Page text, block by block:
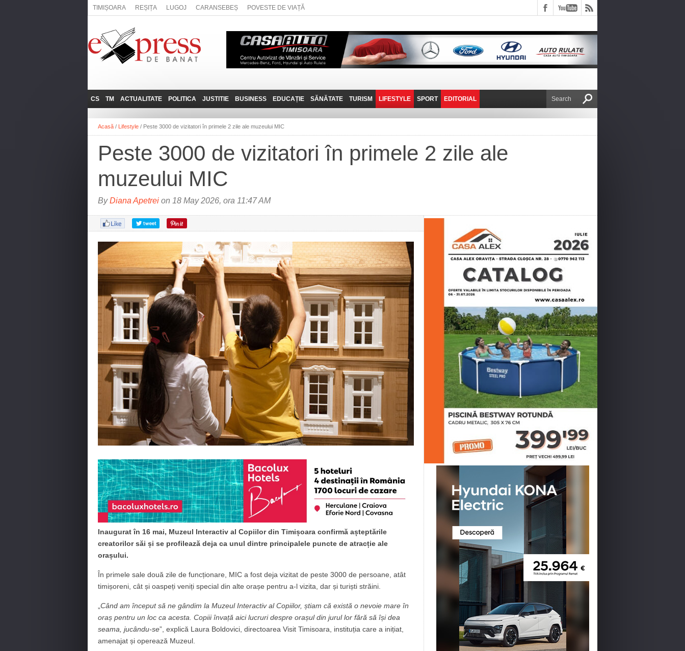
TIMIȘOARA REȘIȚA LUGOJ CARANSEBEȘ POVESTE DE VIAȚĂ
CS
REȘIȚA
CARANSEBEȘ
ANINA
BOCŞA
ORAVIȚA
OȚELU ROŞU
TM
LUGOJ
TIMIȘOARA
ACTUALITATE
ADMINISTRATIE
NAȚIONAL
SOCIAL
POLITICA
EXPRESSLIVE
INTERVIURILE
JUSTITIE BUSINESS
JOB-URI
TEHNIT
EDUCAȚIE SĂNĂTATE TURISM
PRIN MUNȚII
FANTASTICUL BANAT
LIFESTYLE
POVESTE DE VIAȚĂ
SPORT EDITORIAL
DE VICTOR NAFIRU
Acasă / Lifestyle / Peste 3000 de vizitatori în primele 2 zile ale muzeului MIC
Peste 3000 de vizitatori în primele 2 zile ale
muzeului MIC
ByDiana Apetrei on 18 May 2026, ora 11:47 AM
Inaugurat în 16 mai, Muzeul Interactiv al Copiilor din Timișoara confirmă așteptările
creatorilor săi și se profilează deja ca unul dintre principalele puncte de atracție ale
orașului.
În primele sale două zile de funcționare, MIC a fost deja vizitat de peste 3000 de persoane, atât
timișoreni, cât și oaspeți veniți special din alte orașe pentru a-l vizita, dar și turiști străini.
Când am început să ne gândim la Muzeul Interactiv al Copiilor, știam că există o nevoie mare în
oraș pentru un loc ca acesta. Copiii învață aici lucruri despre orașul din jurul lor fără să își dea
seama, jucându-se”, explică Laura Boldovici, directoarea Visit Timisoara, instituția care a inițiat,
amenajat și operează Muzeul.